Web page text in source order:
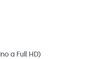
a Full HD)